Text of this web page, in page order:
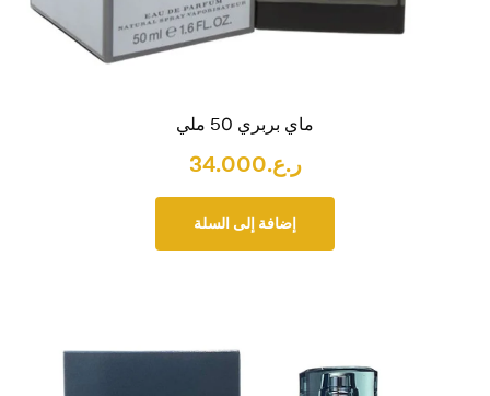
ماي بربري 50 ملي
ر.ع.34.000
إضافة إلى السلة